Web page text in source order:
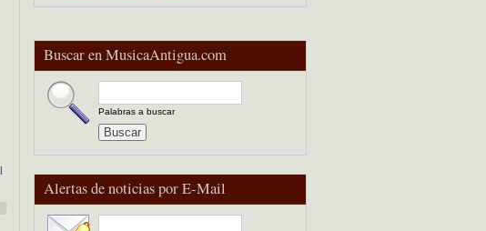
Buscar en MusicaAntigua.com
Palabras a buscar
Alertas de noticias por E-Mail